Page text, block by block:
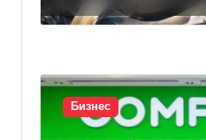
Бизнес